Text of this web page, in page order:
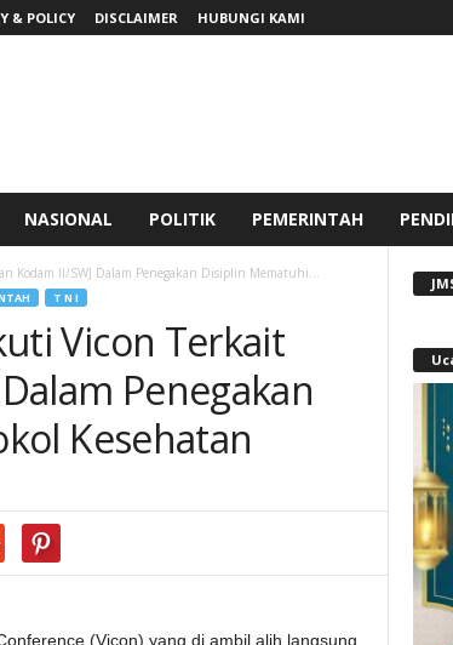
& POLICY DISCLAIMER HUBUNGI KAMI
NASIONAL POLITIK PEMERINTAH
Kodam II/SWJ Dalam Penegakan Disiplin Mematuhi...
T N I
Vicon Terkait
Penegakan
Kesehatan
(Vicon) yang di ambil alih langsung